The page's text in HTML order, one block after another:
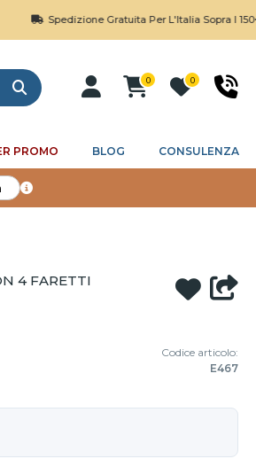
Spedizione Gratuita Per L'Italia Sopra I 150€
Cerca
0 0
PROMO BLOG CONSULENZA
4 FARETTI
Codice articolo:
E467